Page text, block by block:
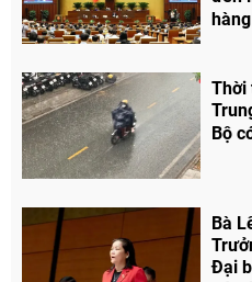
hàng
Thời
Bộ
Bà
Đại